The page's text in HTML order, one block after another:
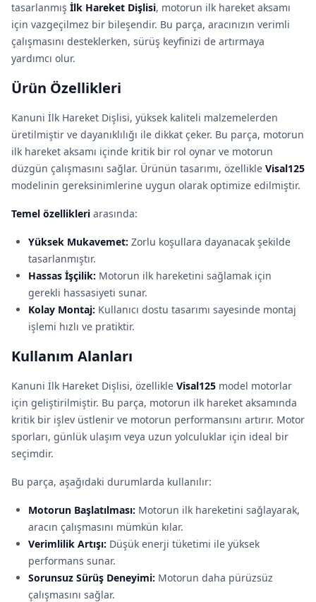
tasarlanmış İlk Hareket Dişlisi, motorun ilk hareket aksa­mı
için vazgeçilmez bir bileşendir. Bu parça, aracınızın verimli
çalışmasını desteklerken, sürüş keyfinizi de artırmaya
yardımcı olur.
Ürün Özellikleri
Kanuni İlk Hareket Dişlisi, yüksek kaliteli malzemelerden
üretilmiştir ve dayanıklılığı ile dikkat çeker. Bu parça, motorun
ilk hareket aksa­mı içinde kritik bir rol oynar ve motorun
düzgün çalışmasını sağlar. Ürünün tasarımı, özellikle Visal125
modelinin gereksinimlerine uygun olarak optimize edilmiştir.
Temel özellikleri arasında:
Yüksek Mukavemet: Zorlu koşullara dayanacak şekilde
tasarlanmıştır.
Hassas İşçilik: Motorun ilk hareketini sağlamak için
gerekli hassasiyeti sunar.
Kolay Montaj: Kullanıcı dostu tasarımı sayesinde montaj
işlemi hızlı ve pratiktir.
Kullanım Alanları
Kanuni İlk Hareket Dişlisi, özellikle Visal125 model motorlar
için geliştirilmiştir. Bu parça, motorun ilk hareket aksa­mında
kritik bir işlev üstlenir ve motorun performansını artırır. Motor
sporları, günlük ulaşım veya uzun yolculuklar için ideal bir
seçimdir.
Bu parça, aşağıdaki durumlarda kullanılır:
Motorun Başlatılması: Motorun ilk hareketini sağlayarak,
aracın çalışmasını mümkün kılar.
Verimlilik Artışı: Düşük enerji tüketimi ile yüksek
performans sunar.
Sorunsuz Sürüş Deneyimi: Motorun daha pürüzsüz
çalışmasını sağlar.